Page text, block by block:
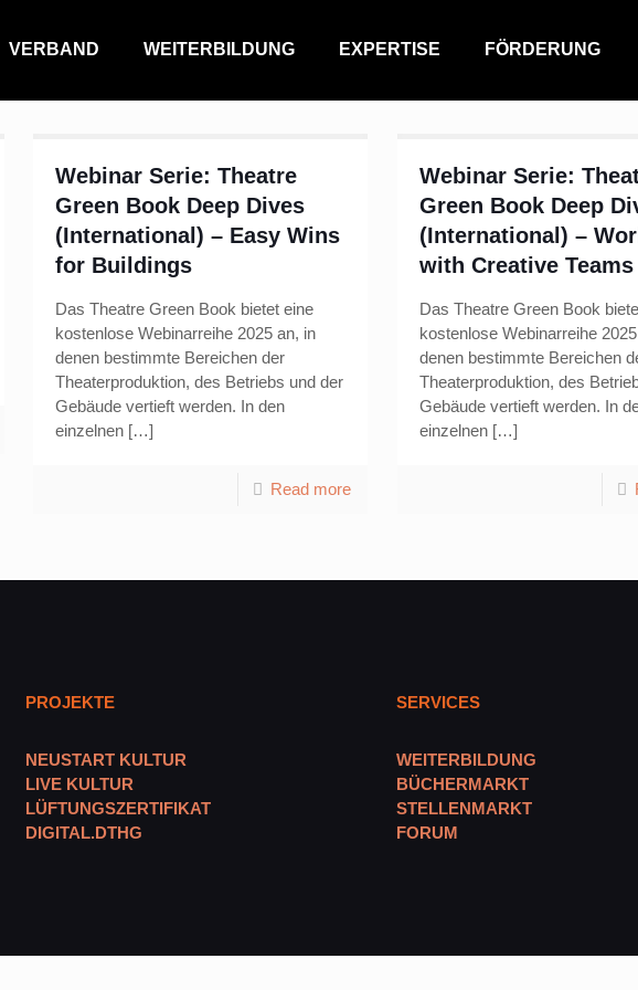
VERBAND WEITERBILDUNG EXPERTISE FÖRDERUNG
Webinar Serie: Theatre
Green Book Deep Dives
(International) – Easy Wins
for Buildings
Das Theatre Green Book bietet eine
kostenlose Webinarreihe 2025 an, in
denen bestimmte Bereichen der
Theaterproduktion, des Betriebs und der
Gebäude vertieft werden. In den
einzelnen […]
Read more
Webinar Serie:
Green Book Deep
(International) –
with Creative Teams
Das Theatre Green Book
kostenlose Webinarreihe
denen bestimmte Bereichen
Theaterproduktion, des
Gebäude vertieft werden. In
einzelnen[…]
PROJEKTE
NEUSTART KULTUR
LIVE KULTUR
LÜFTUNGSZERTIFIKAT
DIGITAL.DTHG
SERVICES
WEITERBILDUNG
BÜCHERMARKT
STELLENMARKT
FORUM